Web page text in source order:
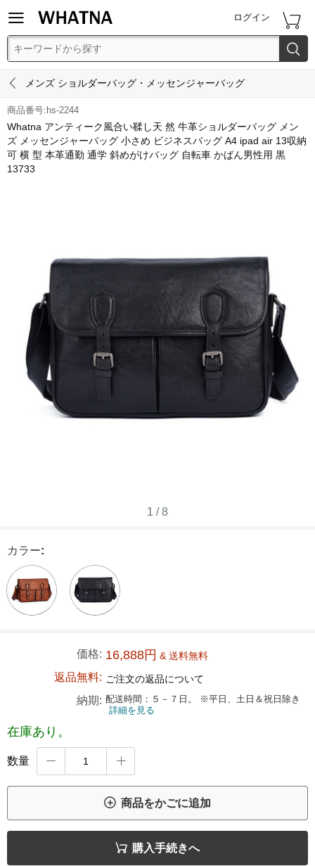
 ログイン 

 メンズ ショルダーバッグ・メッセンジャーバッグ
商品番号:hs-2244
Whatna アンティーク風合い鞣し天 然 牛革ショルダーバッグ メン
ズ メッセンジャーバッグ 小さめ ビジネスバッグ A4 ipad air 13収納
可 横 型 本革通勤 通学 斜めがけバッグ 自転車 かばん男性用 黒
13733
1 /8
カラー:
価格: 16,888円 & 送料無料
返品無料: ご注文の返品について
納期: 配送時間：５－７日。 ※平日、土日＆祝日除き
詳細を見る
在庫あり。
数量  
 商品をかごに追加
 購入手続きへ